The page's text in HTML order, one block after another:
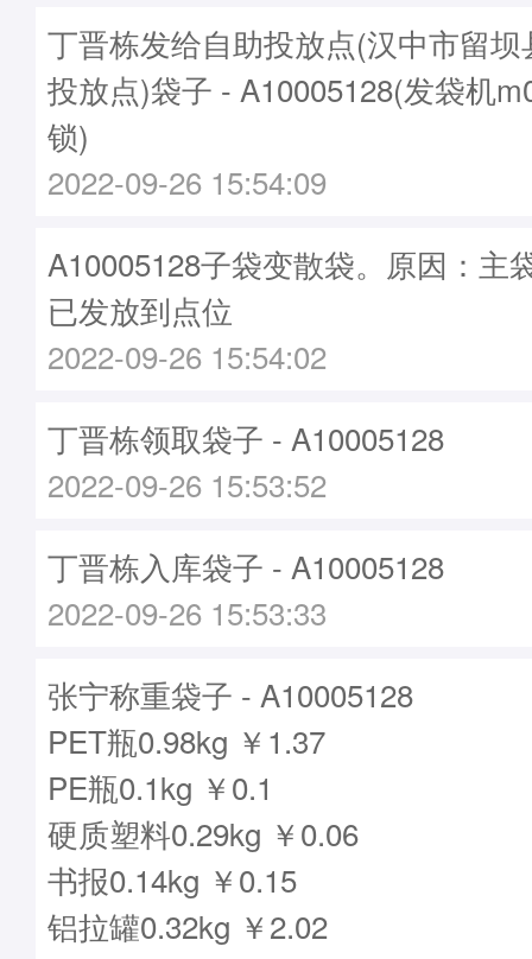
丁晋栋发给自助投放点(汉中市留
投放点)袋子 - A10005128(发袋机
锁)
2022-09-26 15:54:09
A10005128子袋变散袋。原因：主
已发放到点位
2022-09-26 15:54:02
丁晋栋领取袋子 - A10005128
2022-09-26 15:53:52
丁晋栋入库袋子 - A10005128
2022-09-26 15:53:33
张宁称重袋子 - A10005128
PET瓶0.98kg ￥1.37
PE瓶0.1kg ￥0.1
硬质塑料0.29kg ￥0.06
书报0.14kg ￥0.15
铝拉罐0.32kg ￥2.02